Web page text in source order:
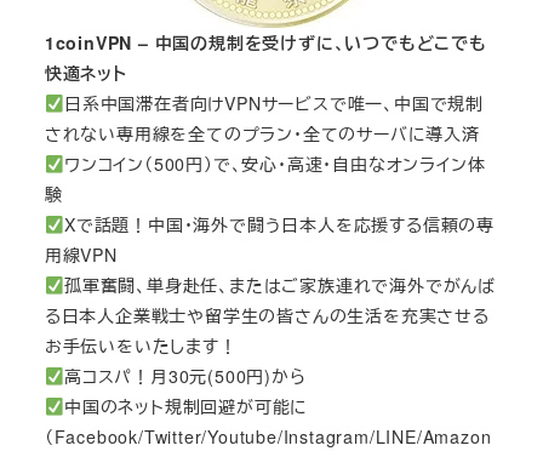
1coinVPN – 中国の規制を受けずに、いつでもどこでも
快適ネット
日系中国滞在者向けVPNサービスで唯一、中国で規制
されない専用線を全てのプラン・全てのサーバに導入済
ワンコイン（500円）で、安心・高速・自由なオンライン体
験
Xで話題！中国・海外で闘う日本人を応援する信頼の専
用線VPN
孤軍奮闘、単身赴任、またはご家族連れで海外でがんば
る日本人企業戦士や留学生の皆さんの生活を充実させる
お手伝いをいたします！
高コスパ！月30元(500円)から
中国のネット規制回避が可能に
（Facebook/Twitter/Youtube/Instagram/LINE/Amazon